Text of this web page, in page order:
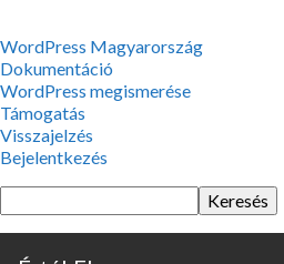
WordPress,
a
csodás
WordPress Magyarország
Dokumentáció
WordPress megismerése
Támogatás
Visszajelzés
Bejelentkezés
Keresés